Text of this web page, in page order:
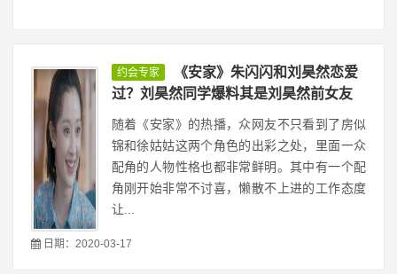
约会专家
《安家》朱闪闪和刘昊然恋爱
过？刘昊然同学爆料其是刘昊然前女友
随着《安家》的热播，众网友不只看到了房似
锦和徐姑姑这两个角色的出彩之处，里面一众
配角的人物性格也都非常鲜明。其中有一个配
角刚开始非常不讨喜，懒散不上进的工作态度
让...
日期：2020-03-17